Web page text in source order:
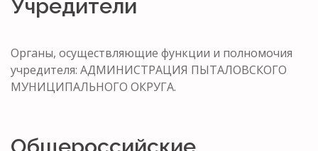
Учредители
Органы, осуществляющие функции и полномочия
учредителя: АДМИНИСТРАЦИЯ ПЫТАЛОВСКОГО
МУНИЦИПАЛЬНОГО ОКРУГА.